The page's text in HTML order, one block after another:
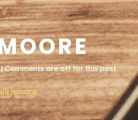
| Comments are off for this post.
moore